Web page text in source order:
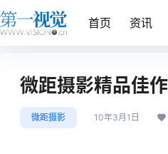
首页 资讯
微距摄影精品佳作
微距摄影 10年3月1日